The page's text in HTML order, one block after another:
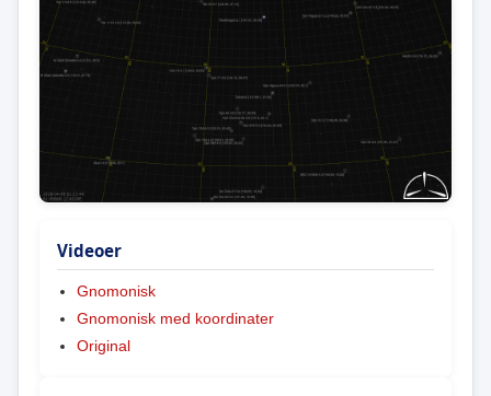
Videoer
Gnomonisk
Gnomonisk med koordinater
Original